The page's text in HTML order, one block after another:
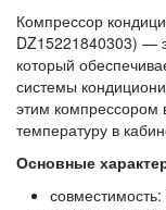
Компрессор
DZ15221840303) —
который
системы
этим
температуру в
Основные